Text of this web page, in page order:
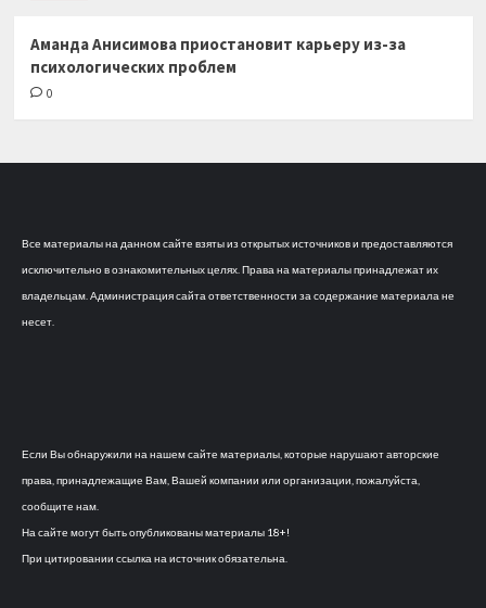
Аманда Анисимова приостановит карьеру из-за
психологических проблем
0
Все материалы на данном сайте взяты из открытых источников и предоставляются
исключительно в ознакомительных целях. Права на материалы принадлежат их
владельцам. Администрация сайта ответственности за содержание материала не
несет.
Если Вы обнаружили на нашем сайте материалы, которые нарушают авторские
права, принадлежащие Вам, Вашей компании или организации, пожалуйста,
сообщите нам.
На сайте могут быть опубликованы материалы 18+!
При цитировании ссылка на источник обязательна.